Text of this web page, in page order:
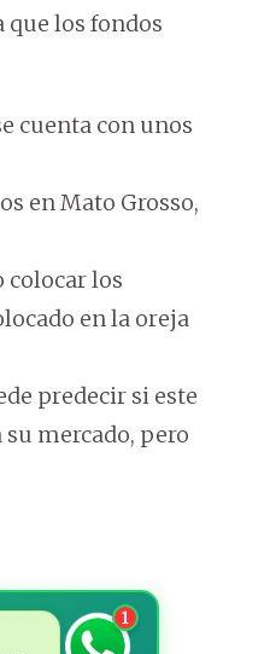
que los fondos
cuenta con unos
en Mato Grosso,
colocar los
en la oreja
predecir si este
mercado, pero
1